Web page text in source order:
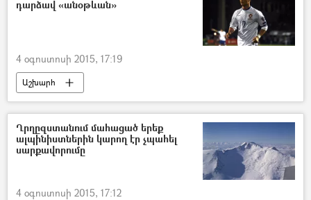
դարձավ «անօթևան»
4 օգոստոսի 2015, 17:19
Աշխարհ
Ղրղըզստանում մահացած երեք
ալպինիստներին կարող էր չպահել
սարքավորումը
4 օգոստոսի 2015, 17:12